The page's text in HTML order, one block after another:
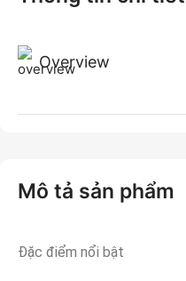
Mô tả sản phẩm
Đặc điểm nổi bật
Overview